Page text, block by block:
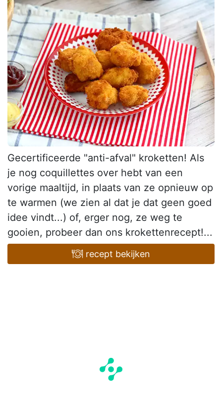
Gecertificeerde "anti-afval" kroketten! Als
je nog coquillettes over hebt van een
vorige maaltijd, in plaats van ze opnieuw op
te warmen (we zien al dat je dat geen goed
idee vindt...) of, erger nog, ze weg te
gooien, probeer dan ons krokettenrecept!...
recept bekijken